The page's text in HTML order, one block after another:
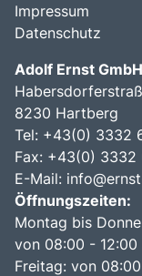
Impressum
Datenschutz
Adolf Ernst
8230 Hartberg
Tel: +43(0) 3332
Fax: +43(0)
E-Mail:
Öffnungszeiten:
Montag bis
von 08:00 - 12:00
Freitag: von